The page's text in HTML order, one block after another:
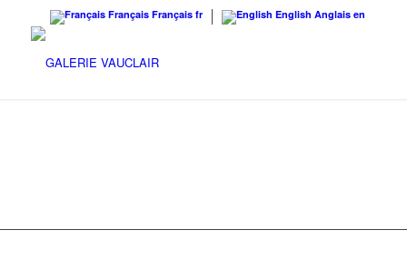
Français Français fr English Anglais en